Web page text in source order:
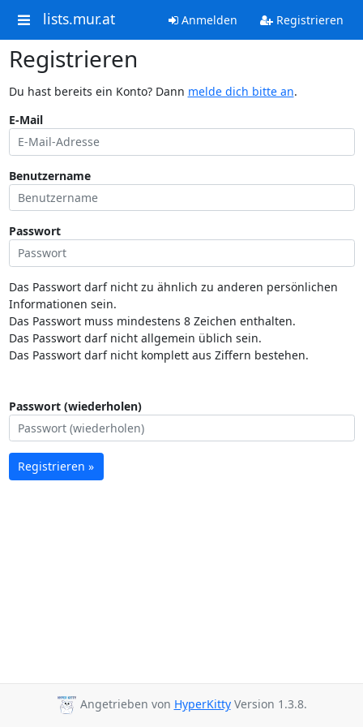
lists.mur.at Anmelden Registrieren
Registrieren
Du hast bereits ein Konto? Dann melde dich bitte an.
E-Mail
Benutzername
Passwort
Das Passwort darf nicht zu ähnlich zu anderen persönlichen
Informationen sein.
Das Passwort muss mindestens 8 Zeichen enthalten.
Das Passwort darf nicht allgemein üblich sein.
Das Passwort darf nicht komplett aus Ziffern bestehen.
Passwort (wiederholen)
Registrieren »
Angetrieben von HyperKittyVersion 1.3.8.